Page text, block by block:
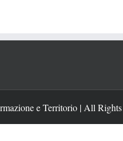
e Territorio | All Rights